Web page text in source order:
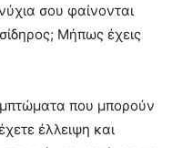
σου φαίνονται
Μήπως έχεις
που μπορούν
έλλειψη και